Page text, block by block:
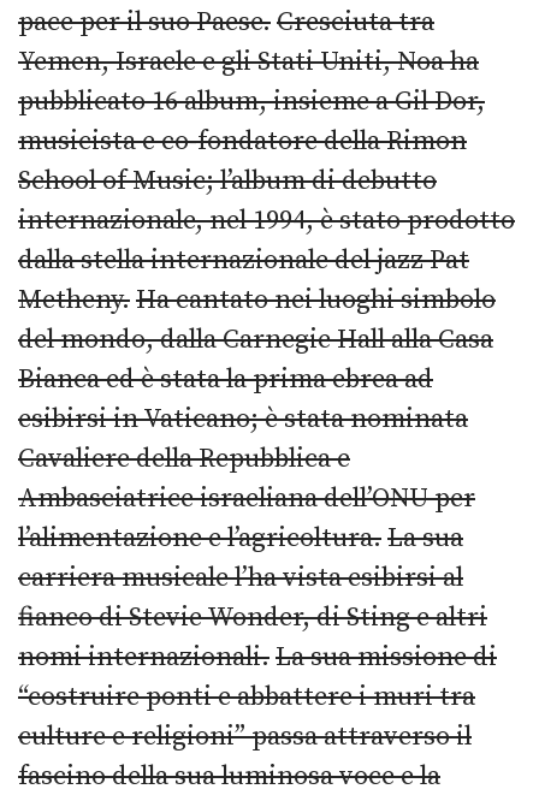
pace per il suo Paese.Cresciuta tra
Yemen, Israele e gli Stati Uniti, Noa ha
pubblicato 16 album, insieme a Gil Dor,
musicista e co-fondatore della Rimon
School of Music; l’album di debutto
internazionale, nel 1994, è stato prodotto
dalla stella internazionale del jazz Pat
Metheny.Ha cantato nei luoghi simbolo
del mondo, dalla Carnegie Hall alla Casa
Bianca ed è stata la prima ebrea ad
esibirsi in Vaticano; è stata nominata
Cavaliere della Repubblica e
Ambasciatrice israeliana dell’ONU per
l’alimentazione e l’agricoltura.La sua
carriera musicale l’ha vista esibirsi al
fianco di Stevie Wonder, di Sting e altri
nomi internazionali.La sua missione di
“costruire ponti e abbattere i muri tra
culture e religioni” passa attraverso il
fascino della sua luminosa voce e la